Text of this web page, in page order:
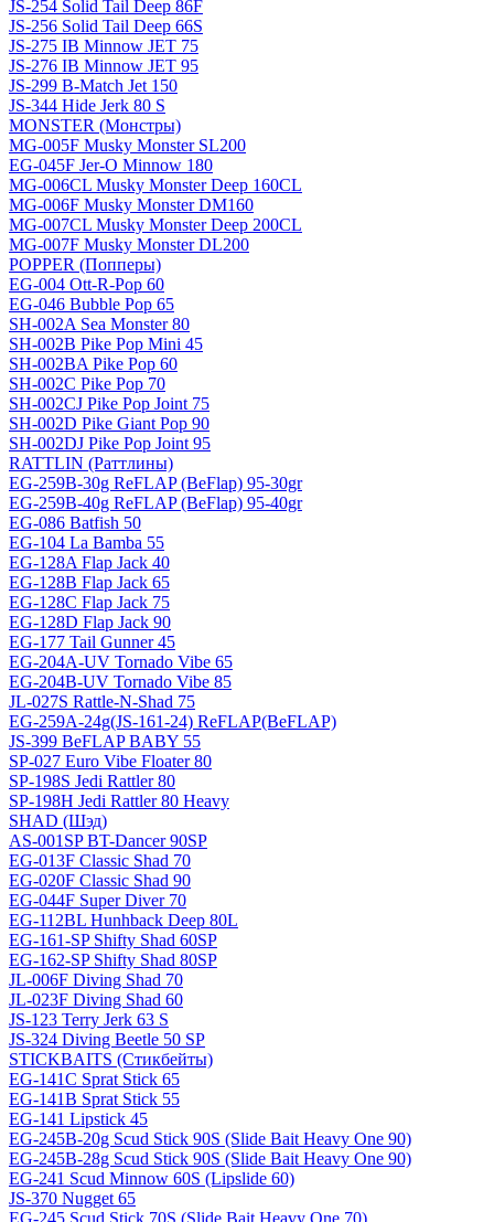
JS-254 Solid Tail Deep 86F
JS-256 Solid Tail Deep 66S
JS-275 IB Minnow JET 75
JS-276 IB Minnow JET 95
JS-299 B-Match Jet 150
JS-344 Hide Jerk 80 S
MONSTER (Монстры)
MG-005F Musky Monster SL200
EG-045F Jer-O Minnow 180
MG-006CL Musky Monster Deep 160CL
MG-006F Musky Monster DM160
MG-007CL Musky Monster Deep 200CL
MG-007F Musky Monster DL200
POPPER (Попперы)
EG-004 Ott-R-Pop 60
EG-046 Bubble Pop 65
SH-002A Sea Monster 80
SH-002B Pike Pop Mini 45
SH-002BA Pike Pop 60
SH-002C Pike Pop 70
SH-002CJ Pike Pop Joint 75
SH-002D Pike Giant Pop 90
SH-002DJ Pike Pop Joint 95
RATTLIN (Раттлины)
EG-259B-30g ReFLAP (BeFlap) 95-30gr
EG-259B-40g ReFLAP (BeFlap) 95-40gr
EG-086 Batfish 50
EG-104 La Bamba 55
EG-128A Flap Jack 40
EG-128B Flap Jack 65
EG-128C Flap Jack 75
EG-128D Flap Jack 90
EG-177 Tail Gunner 45
EG-204A-UV Tornado Vibe 65
EG-204B-UV Tornado Vibe 85
JL-027S Rattle-N-Shad 75
EG-259A-24g(JS-161-24) ReFLAP(BeFLAP)
JS-399 BeFLAP BABY 55
SP-027 Euro Vibe Floater 80
SP-198S Jedi Rattler 80
SP-198H Jedi Rattler 80 Heavy
SHAD (Шэд)
AS-001SP BT-Dancer 90SP
EG-013F Classic Shad 70
EG-020F Classic Shad 90
EG-044F Super Diver 70
EG-112BL Hunhback Deep 80L
EG-161-SP Shifty Shad 60SP
EG-162-SP Shifty Shad 80SP
JL-006F Diving Shad 70
JL-023F Diving Shad 60
JS-123 Terry Jerk 63 S
JS-324 Diving Beetle 50 SP
STICKBAITS (Стикбейты)
EG-141C Sprat Stick 65
EG-141B Sprat Stick 55
EG-141 Lipstick 45
EG-245B-20g Scud Stick 90S (Slide Bait Heavy One 90)
EG-245B-28g Scud Stick 90S (Slide Bait Heavy One 90)
EG-241 Scud Minnow 60S (Lipslide 60)
JS-370 Nugget 65
EG-245 Scud Stick 70S (Slide Bait Heavy One 70)